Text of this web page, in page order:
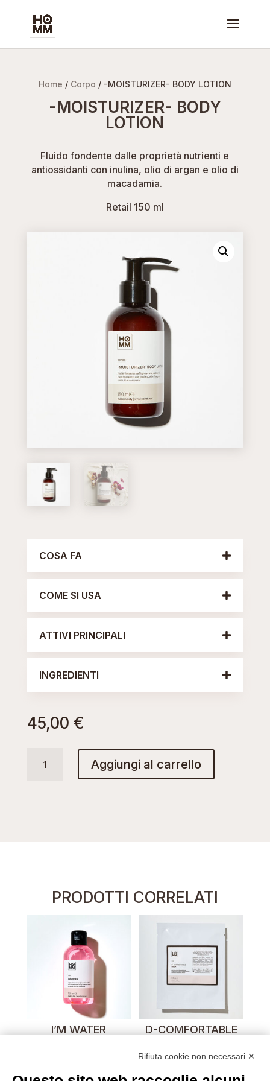
Home / Corpo / -MOISTURIZER- BODY LOTION
-MOISTURIZER- BODY
LOTION
Fluido fondente dalle proprietà nutrienti e
antiossidanti con inulina, olio di argan e olio di
macadamia.
Retail 150 ml
COSA FA
COME SI USA
ATTIVI PRINCIPALI
INGREDIENTI
45,00 €
MOISTURIZER-
Aggiungi al carrello
PRODOTTI CORRELATI
I’M WATER
D-COMFORTABLE
Rifiuta cookie non necessari ✕